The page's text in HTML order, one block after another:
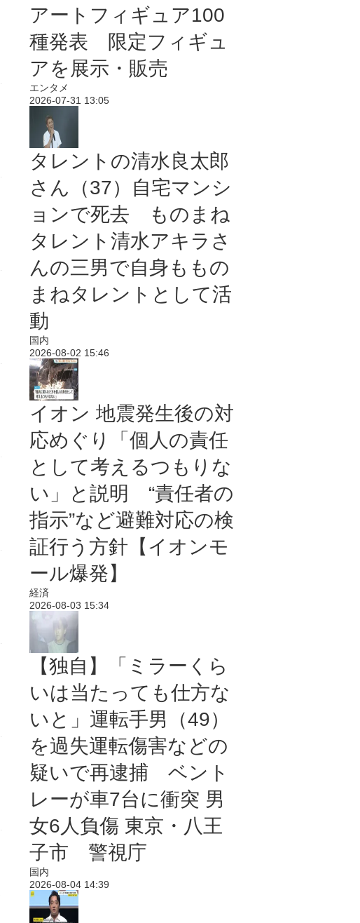
アートフィギュア100
種発表 限定フィギュ
アを展示・販売
エンタメ
2026-07-31 13:05
タレントの清水良太郎
さん（37）自宅マンシ
ョンで死去 ものまね
タレント清水アキラさ
んの三男で自身ももの
まねタレントとして活
動
国内
2026-08-02 15:46
イオン 地震発生後の対
応めぐり「個人の責任
として考えるつもりな
い」と説明 “責任者の
指示”など避難対応の検
証行う方針【イオンモ
ール爆発】
経済
2026-08-03 15:34
【独自】「ミラーくら
いは当たっても仕方な
いと」運転手男（49）
を過失運転傷害などの
疑いで再逮捕 ベント
レーが車7台に衝突 男
女6人負傷 東京・八王
子市 警視庁
国内
2026-08-04 14:39